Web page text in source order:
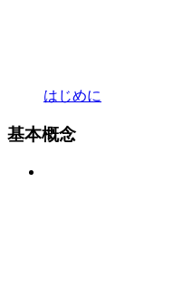
はじめに
基本概念